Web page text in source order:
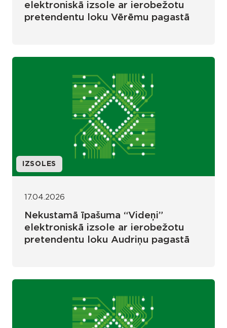
elektroniskā izsole ar ierobežotu
pretendentu loku Vērēmu pagastā
IZSOLES
17.04.2026
Nekustamā īpašuma “Videņi”
elektroniskā izsole ar ierobežotu
pretendentu loku Audriņu pagastā